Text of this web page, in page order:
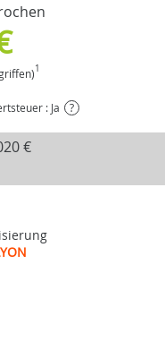
1
: Ja ?
€